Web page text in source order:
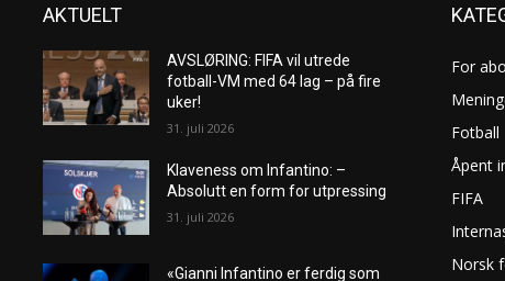
AKTUELT
AVSLØRING: FIFA vil utrede
fotball-VM med 64 lag – på fire
uker!
31. juli 2026
Klaveness om Infantino: –
Absolutt en form for utpressing
31. juli 2026
«Gianni Infantino er ferdig som
For
Fotball
Åpent
FIFA
Norsk